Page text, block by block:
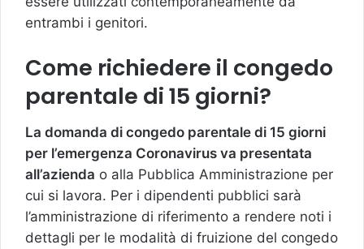
entrambi i genitori.
Come richiedere il congedo
parentale di 15 giorni?
La domanda di congedo parentale di 15 giorni
per l’emergenza Coronavirus va presentata
all’azienda o alla Pubblica Amministrazione per
cui si lavora. Per i dipendenti pubblici sarà
l’amministrazione di riferimento a rendere noti i
dettagli per le modalità di fruizione del congedo